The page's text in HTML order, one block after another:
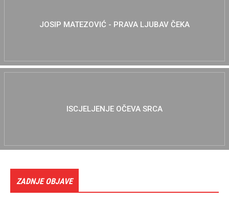
JOSIP MATEZOVIĆ - PRAVA LJUBAV ČEKA
ISCJELJENJE OČEVA SRCA
ZADNJE OBJAVE